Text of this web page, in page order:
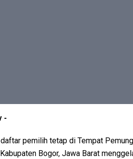
-
daftar pemilih tetap di Tempat
Bogor, Jawa Barat